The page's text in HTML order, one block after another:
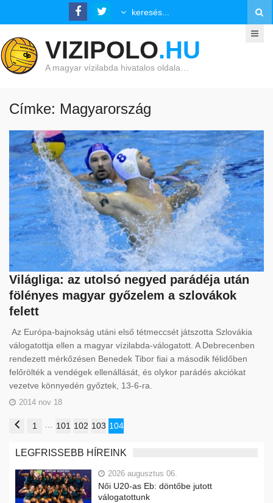
VIZIPOLO.HU
A magyar vízilabda hivatalos oldala…
Címke: Magyarország
Világliga: az utolsó negyed parádéja után
fölényes magyar győzelem a szlovákok
felett
Az Európa-bajnokság utáni első tétmeccsét játszotta Szlovákia
válogatottja ellen a magyar vízilabda-válogatott. A Debrecenben
rendezett mérkőzésen Benedek Tibor fiai a második félidőben
felőrölték a vendégek ellenállását, és olykor parádés akciókat
vezetve könnyedén győztek, 13-6-ra.
2014 nov 18
1 … 101 102 103 104
LEGFRISSEBB HÍREINK
2026 augusztus 06.
Női U20-as Eb: döntőbe jutott
válogatottunk